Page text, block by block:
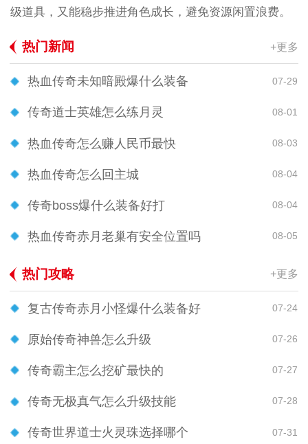
级道具，又能稳步推进角色成长，避免资源闲置浪费。
热门新闻 +更多
热血传奇未知暗殿爆什么装备 07-29
传奇道士英雄怎么练月灵 08-01
热血传奇怎么赚人民币最快 08-03
热血传奇怎么回主城 08-04
传奇boss爆什么装备好打 08-04
热血传奇赤月老巢有安全位置吗 08-05
热门攻略 +更多
复古传奇赤月小怪爆什么装备好 07-24
原始传奇神兽怎么升级 07-26
传奇霸主怎么挖矿最快的 07-27
传奇无极真气怎么升级技能 07-28
传奇世界道士火灵珠选择哪个 07-31